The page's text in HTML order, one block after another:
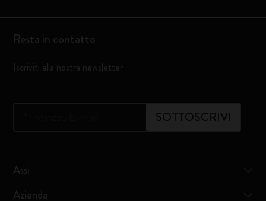
Resta in contatto
Iscriviti alla nostra newsletter
SOTTOSCRIVI
Assi
Azienda